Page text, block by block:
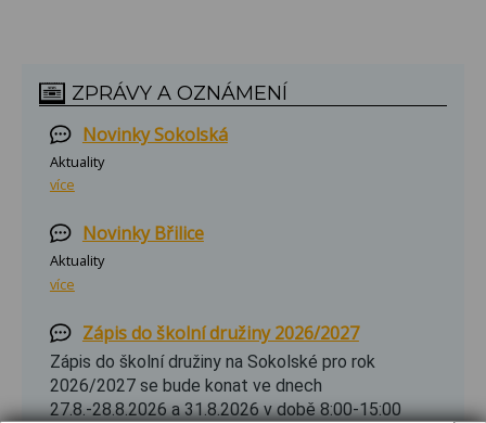
ZPRÁVY A OZNÁMENÍ
Novinky Sokolská
Aktuality
více
Novinky Břilice
Aktuality
více
Zápis do školní družiny 2026/2027
Zápis do školní družiny na Sokolské pro rok
2026/2027 se bude konat ve dnech
27.8.-28.8.2026 a 31.8.2026 v době 8:00-15:00